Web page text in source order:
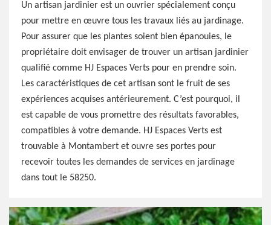
Un artisan jardinier est un ouvrier spécialement conçu
pour mettre en œuvre tous les travaux liés au jardinage.
Pour assurer que les plantes soient bien épanouies, le
propriétaire doit envisager de trouver un artisan jardinier
qualifié comme HJ Espaces Verts pour en prendre soin.
Les caractéristiques de cet artisan sont le fruit de ses
expériences acquises antérieurement. C’est pourquoi, il
est capable de vous promettre des résultats favorables,
compatibles à votre demande. HJ Espaces Verts est
trouvable à Montambert et ouvre ses portes pour
recevoir toutes les demandes de services en jardinage
dans tout le 58250.